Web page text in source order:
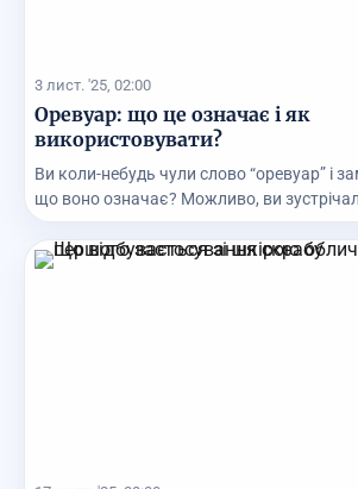
3 лист. '25, 02:00
Оревуар: що це означає і як
використовувати?
Ви коли-небудь чули слово “оревуар” і
що воно означає? Можливо, ви